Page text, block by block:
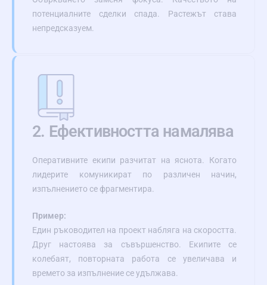
потенциалните сделки спада. Растежът става
непредсказуем.
2. Ефективността намалява
Оперативните екипи разчитат на яснота. Когато
лидерите комуникират по различен начин,
изпълнението се фрагментира.
Пример:
Един ръководител на проект набляга на скоростта.
Друг настоява за съвършенство. Екипите се
колебаят, повторната работа се увеличава и
времето за изпълнение се удължава.